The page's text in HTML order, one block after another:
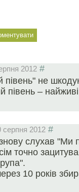
2012 #
півень" не
–
серпня 2012 #
слухав "Ми
точно
10 років